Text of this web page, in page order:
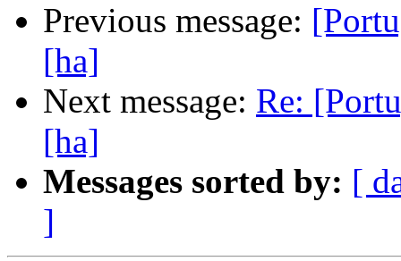
Previous message:
[ha]
Next message: Re:
[ha]
Messages sorted by: [
]